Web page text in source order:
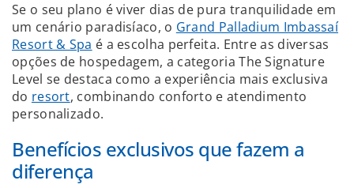
Se o seu plano é viver dias de pura tranquilidade em
um cenário paradisíaco, o Grand Palladium Imbassaí
Resort & Spa é a escolha perfeita. Entre as diversas
opções de hospedagem, a categoria The Signature
Level se destaca como a experiência mais exclusiva
do resort, combinando conforto e atendimento
personalizado.
Benefícios exclusivos que fazem a
diferença